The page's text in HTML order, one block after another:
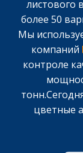
листового
более 50
Мы
компаний
контроле
цветные